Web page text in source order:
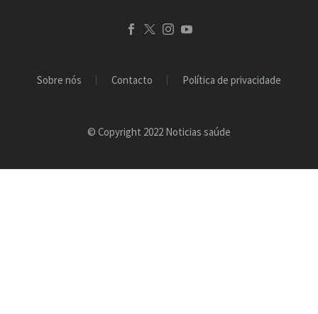
Sobre nós Contacto Política de privacidade
© Copyright 2022 Noticias saúde